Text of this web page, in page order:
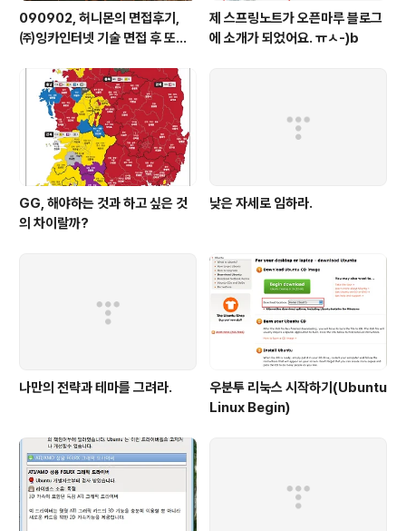
090902, 허니몬의 면접후기,
㈜잉카인터넷 기술 면접 후 또한
제 스프링노트가 오픈마루 블로그
에 소개가 되었어요. ㅠㅅ-)b
GG, 해야하는 것과 하고 싶은 것
의 차이랄까?
낮은 자세로 임하라.
나만의 전략과 테마를 그려라.
우분투 리눅스 시작하기(Ubuntu
Linux Begin)